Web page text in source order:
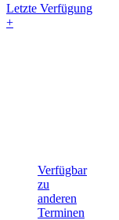
Letzte Verfügung
+
Verfügbar
zu
anderen
Terminen